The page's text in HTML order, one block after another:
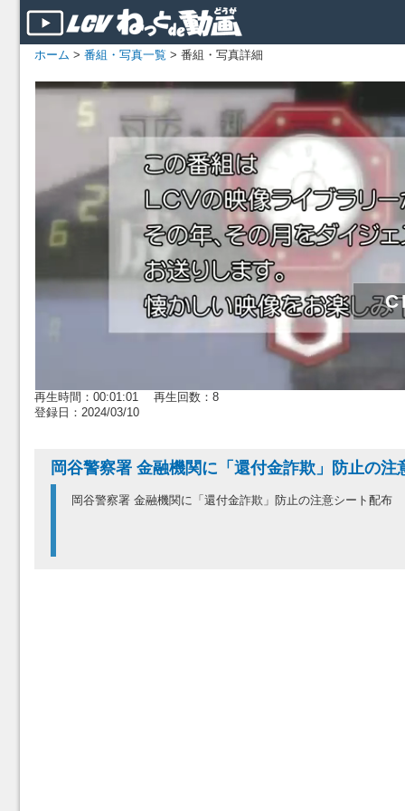
ホーム > 番組・写真一覧 > 番組・写真詳細
再生時間：00:01:01 再生回数：8
登録日：2024/03/10
岡谷警察署 金融機関に「還付金詐欺」防止の注
岡谷警察署 金融機関に「還付金詐欺」防止の注意シート配布